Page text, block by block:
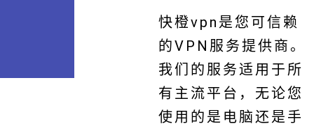
快橙vpn是您可信赖
的VPN服务提供商。
我们的服务适用于所
有主流平台，无论您
使用的是电脑还是手